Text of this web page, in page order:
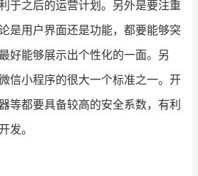
于之后的运营计划。另外是要注重
是用户界面还是功能，都要能够突
好能够展示出个性化的一面。另
信小程序的很大一个标准之一。开
等都要具备较高的安全系数，有利
发。